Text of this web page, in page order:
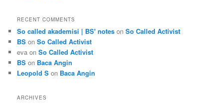
RECENT COMMENTS
So called akademisi | BS' notes onSo Called Activist
BS onSo Called Activist
eva onSo Called Activist
BS on Baca Angin
Leopold S on Baca Angin
ARCHIVES